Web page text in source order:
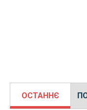
ОСТАННЄ